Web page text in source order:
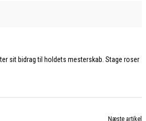
sit bidrag til holdets mesterskab. Stage roser
Næste artikel